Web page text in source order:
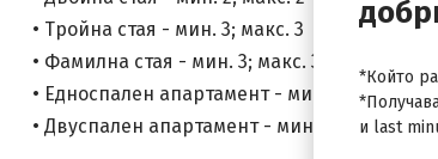
• Тройна стая - мин. 3; макс. 3
• Фамилна стая - мин. 3; макс. 3 + 1
• Едноспален апартамент - мин. 2; макс. 2 +
• Двуспален апартамент - мин. 4; макс. 4 + 1
*Който
и last